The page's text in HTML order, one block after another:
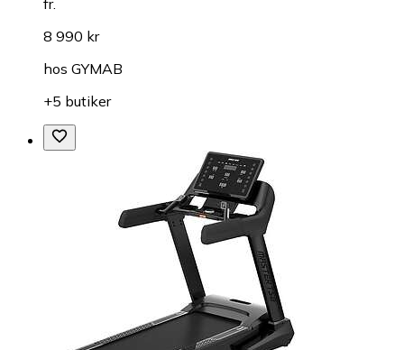
8 990 kr
hos GYMAB
+5 butiker